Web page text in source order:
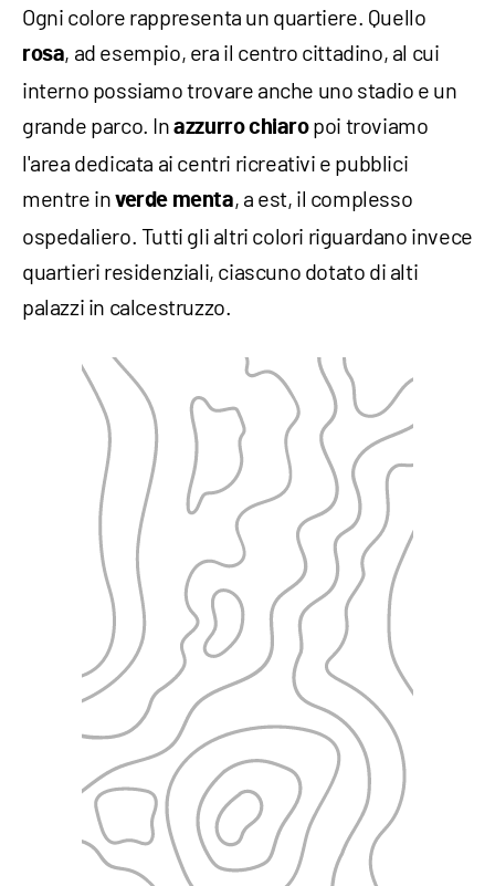
Ogni colore rappresenta un quartiere. Quello
rosa, ad esempio, era il centro cittadino, al cui
interno possiamo trovare anche uno stadio e un
grande parco. Inazzurrochiaro poi troviamo
l'area dedicata ai centri ricreativi e pubblici
mentre in verde menta, a est, il complesso
ospedaliero. Tutti gli altri colori riguardano invece
quartieri residenziali, ciascuno dotato di alti
palazzi in calcestruzzo.